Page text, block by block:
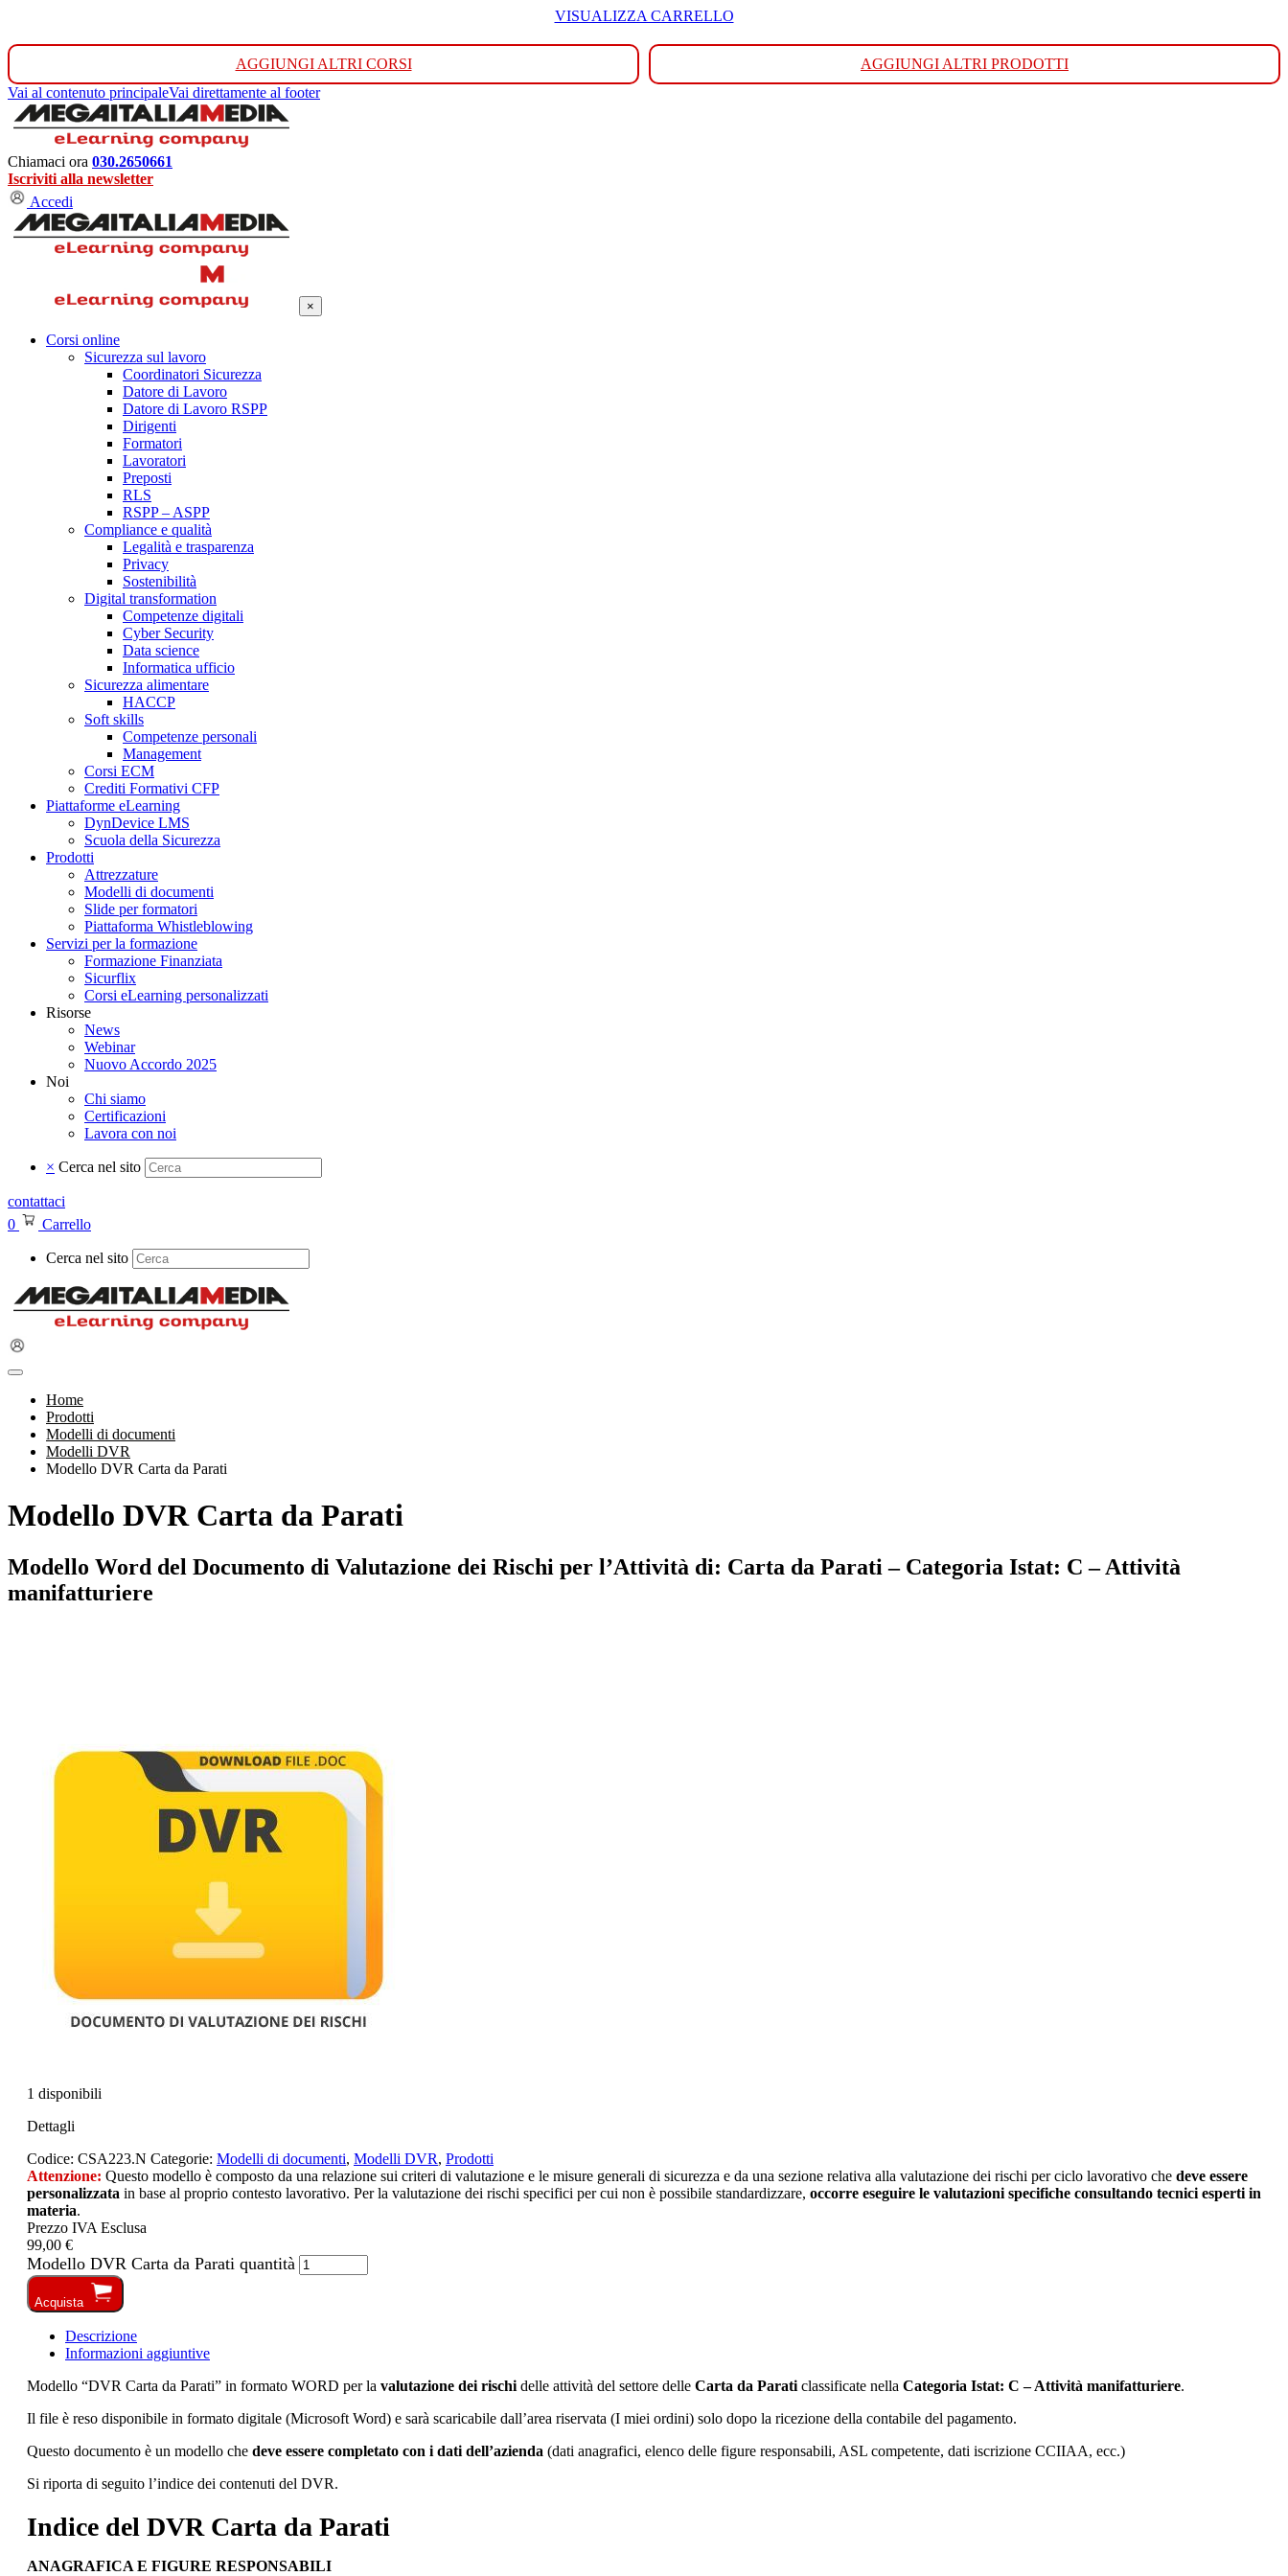
VISUALIZZA CARRELLO
AGGIUNGI ALTRI CORSI
AGGIUNGI ALTRI PRODOTTI
Vai al contenuto principaleVai direttamente al footer
Chiamaci ora 030.2650661
Iscriviti alla newsletter
Accedi
×
Corsi online
Sicurezza sul lavoro
Coordinatori Sicurezza
Datore di Lavoro
Datore di Lavoro RSPP
Dirigenti
Formatori
Lavoratori
Preposti
RLS
RSPP – ASPP
Compliance e qualità
Legalità e trasparenza
Privacy
Sostenibilità
Digital transformation
Competenze digitali
Cyber Security
Data science
Informatica ufficio
Sicurezza alimentare
HACCP
Soft skills
Competenze personali
Management
Corsi ECM
Crediti Formativi CFP
Piattaforme eLearning
DynDevice LMS
Scuola della Sicurezza
Prodotti
Attrezzature
Modelli di documenti
Slide per formatori
Piattaforma Whistleblowing
Servizi per la formazione
Formazione Finanziata
Sicurflix
Corsi eLearning personalizzati
Risorse
News
Webinar
Nuovo Accordo 2025
Noi
Chi siamo
Certificazioni
Lavora con noi
× Cerca nel sito
contattaci
0
Carrello
Cerca nel sito
Home
Prodotti
Modelli di documenti
Modelli DVR
Modello DVR Carta da Parati
Modello DVR Carta da Parati
Modello Word del Documento di Valutazione dei Rischi per l’Attività di: Carta da Parati – Categoria Istat: C – Attività
manifatturiere
1 disponibili
Dettagli
Codice: CSA223.N Categorie: Modelli di documenti, Modelli DVR, Prodotti
Attenzione: Questo modello è composto da una relazione sui criteri di valutazione e le misure generali di sicurezza e da una sezione relativa alla valutazione dei rischi per ciclo lavorativo che deve essere
personalizzata in base al proprio contesto lavorativo. Per la valutazione dei rischi specifici per cui non è possibile standardizzare, occorre eseguire le valutazioni specifiche consultando tecnici esperti in
materia.
Prezzo IVA Esclusa
99,00 €
Modello DVR Carta da Parati quantità
Acquista
Descrizione
Informazioni aggiuntive
Modello “DVR Carta da Parati” in formato WORD per la valutazione dei rischi delle attività del settore delle Carta da Parati classificate nella Categoria Istat: C – Attività manifatturiere.
Il file è reso disponibile in formato digitale (Microsoft Word) e sarà scaricabile dall’area riservata (I miei ordini) solo dopo la ricezione della contabile del pagamento.
Questo documento è un modello che deve essere completato con i dati dell’azienda (dati anagrafici, elenco delle figure responsabili, ASL competente, dati iscrizione CCIIAA, ecc.)
Si riporta di seguito l’indice dei contenuti del DVR.
Indice del DVR Carta da Parati
ANAGRAFICA E FIGURE RESPONSABILI